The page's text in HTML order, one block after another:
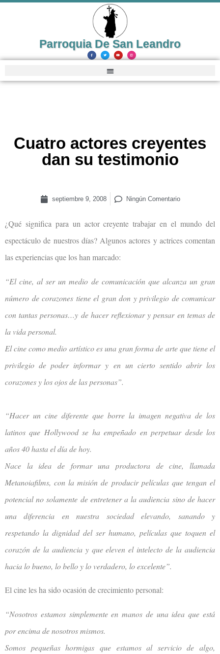
Parroquia De San Leandro
Cuatro actores creyentes
dan su testimonio
septiembre 9, 2008 Ningún Comentario
¿Qué significa para un actor creyente trabajar en el mundo del
espectáculo de nuestros días? Algunos actores y actrices comentan
las experiencias que los han marcado:
“El cine, al ser un medio de comunicación que alcanza un gran
número de corazones tiene el gran don y privilegio de comunicar
con tantas personas…y de hacer reflexionar y pensar en temas de
la vida personal.
El cine como medio artístico es una gran forma de arte que tiene el
privilegio de poder informar y en un cierto sentido abrir los
corazones y los ojos de las personas”.
“Hacer un cine diferente que borre la imagen negativa de los
latinos que Hollywood se ha empeñado en perpetuar desde los
años 40 hasta el día de hoy.
Nace la idea de formar una productora de cine, llamada
Metanoiafilms, con la misión de producir películas que tengan el
potencial no solamente de entretener a la audiencia sino de hacer
una diferencia en nuestra sociedad elevando, sanando y
respetando la dignidad del ser humano, películas que toquen el
corazón de la audiencia y que eleven el intelecto de la audiencia
hacia lo bueno, lo bello y lo verdadero, lo excelente”.
El cine les ha sido ocasión de crecimiento personal:
“Nosotros estamos simplemente en manos de una idea que está
por encima de nosotros mismos.
Somos pequeñas hormigas que estamos al servicio de algo,